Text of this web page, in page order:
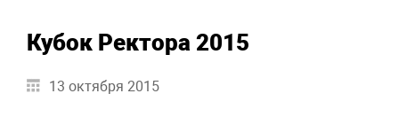
Кубок Ректора 2015
13 октября 2015